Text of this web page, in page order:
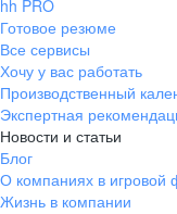
hh PRO
Готовое резюме
Все сервисы
Хочу у вас работать
Производственный
Экспертная
Новости и статьи
Блог
О компаниях в игровой
Жизнь в компании